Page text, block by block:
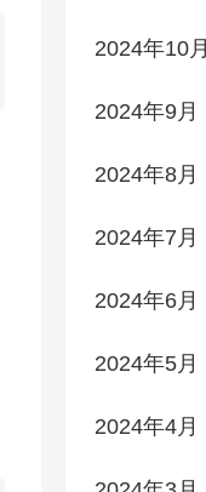
2024年10月
2024年9月
2024年8月
2024年7月
2024年6月
2024年5月
2024年4月